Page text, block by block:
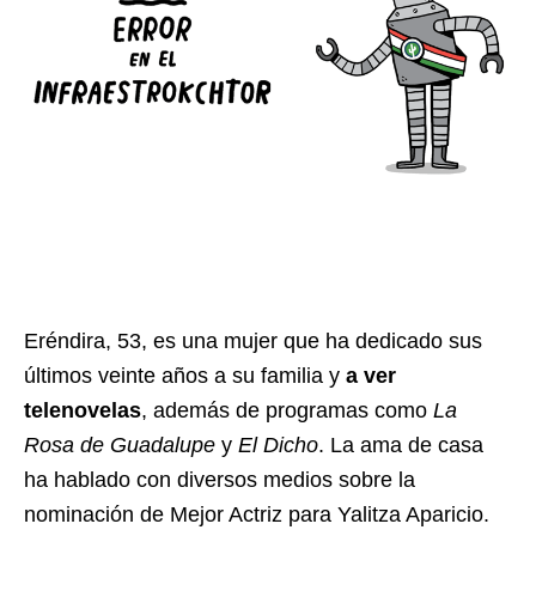
Eréndira, 53, es una mujer que ha dedicado sus
últimos veinte años a su familia y a ver
telenovelas, además de programas como La
Rosa de Guadalupe y El Dicho. La ama de casa
ha hablado con diversos medios sobre la
nominación de Mejor Actriz para Yalitza Aparicio.